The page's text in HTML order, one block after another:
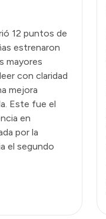
12 puntos de
estrenaron
mayores
con claridad
mejora
Este fue el
en
por la
el segundo